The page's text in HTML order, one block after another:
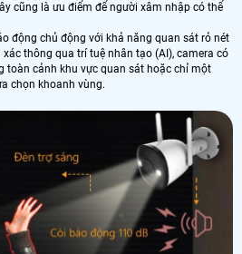
cũng là ưu điểm để người xâm nhập có thể
động chủ động với khả năng quan sát rỏ nét
thông qua trí tuệ nhân tạo (AI), camera có
toàn cảnh khu vực quan sát hoặc chỉ một
chọn khoanh vùng.